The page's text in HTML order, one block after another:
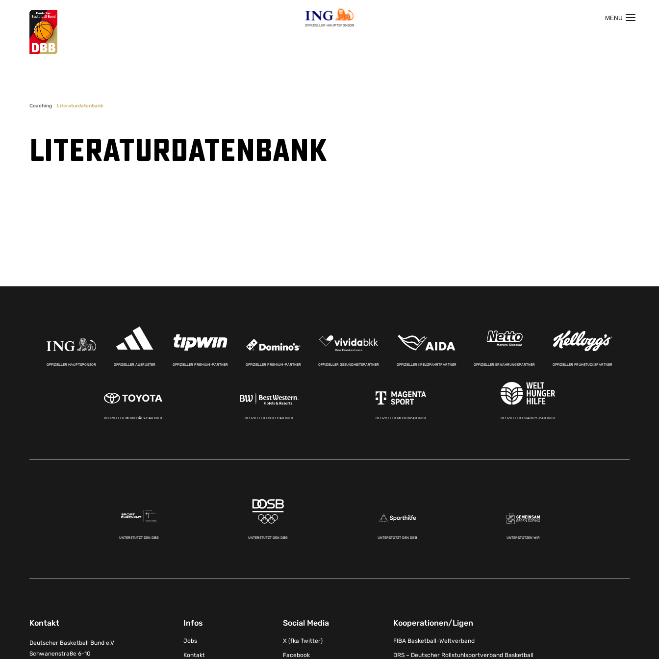
OFFIZIELLER HAUPTSPONSOR
Suchvorschläge
Coaching Literaturdatenbank
Literaturdatenbank
OFFIZIELLER HAUPTSPONSOR OFFIZIELLER AUSRÜSTER OFFIZIELLER PREMIUM-PARTNER OFFIZIELLER PREMIUM-PARTNER OFFIZIELLER GESUNDHEITSPARTNER OFFIZIELLER KREUZFAHRTPARTNER OFFIZIELLER ERNÄHRUNGSPARTNER OFFIZIELLER FRÜHSTÜCKSPARTNER
OFFIZIELLER MOBILITÄTS-PARTNER OFFIZIELLER HOTELPARTNER OFFIZIELLER MEDIENPARTNER OFFIZIELLER CHARITY-PARTNER
UNTERSTÜTZT DEN DBB UNTERSTÜTZT DEN DBB UNTERSTÜTZT DEN DBB UNTERSTÜTZEN WIR
Kontakt
Deutscher Basketball Bund e.V
Schwanenstraße 6-10
Infos
Jobs
Kontakt
Social Media
X (fka Twitter)
Facebook
Kooperationen/Ligen
FIBA Basketball-Weltverband
DRS – Deutscher Rollstuhlsportverband Basketball